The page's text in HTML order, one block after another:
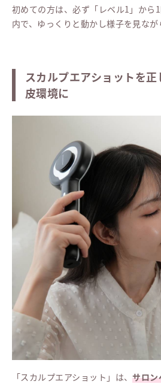
初めての方は、必ず「レベル1」から
内で、ゆっくりと動かし様子を見なが
スカルプエアショットを
皮環境に
「スカルプエアショット」は、サロン